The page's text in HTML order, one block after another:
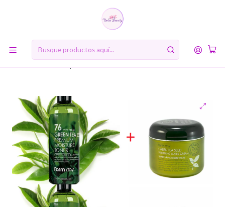
10% de descuento en tu primera compra online. Código: BIENVENIDA10
RUTINA DE BELLEZA COREANA
Segundo Paso: Tónico (Toner)
Pack Té Verde Tónico 350ml + Crema 100ml (Farm Stay) Set